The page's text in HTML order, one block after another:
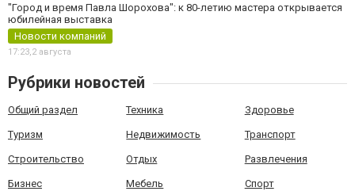
"Город и время Павла Шорохова": к 80-летию мастера открывается
юбилейная выставка
Новости компаний
17:23, 2 августа
Рубрики новостей
Общий раздел Техника Здоровье
Туризм Недвижимость Транспорт
Строительство Отдых Развлечения
Бизнес Мебель Спорт